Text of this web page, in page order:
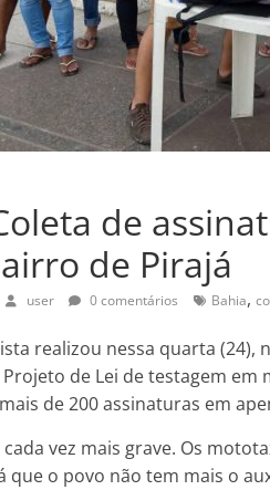
de
de Pirajá
user 0 comentários Bahia,
realizou nessa quarta
de Lei de testagem em
de 200 assinaturas em
vez mais grave. Os
que o povo não tem mais o